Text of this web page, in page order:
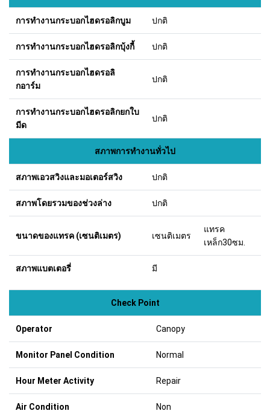
การทำงานกระบอกไฮดรอลิกบูม ปกติ
การทำงานกระบอกไฮดรอลิกบุ้งกี้ ปกติ
การทำงานกระบอกไฮดรอลิ
กอาร์ม
ปกติ
การทำงานกระบอกไฮดรอลิกยกใบ
มีด
ปกติ
สภาพการทำงานทั่วไป
สภาพเอวสวิงและมอเตอร์สวิง ปกติ
สภาพโดยรวมของช่วงล่าง ปกติ
ขนาดของแทรค (เซนติเมตร) เซนติเมตร
แทรค
เหล็ก30ซม.
สภาพแบตเตอรี่ มี
Check Point
Operator Canopy
Monitor Panel Condition Normal
Hour Meter Activity Repair
Air Condition Non